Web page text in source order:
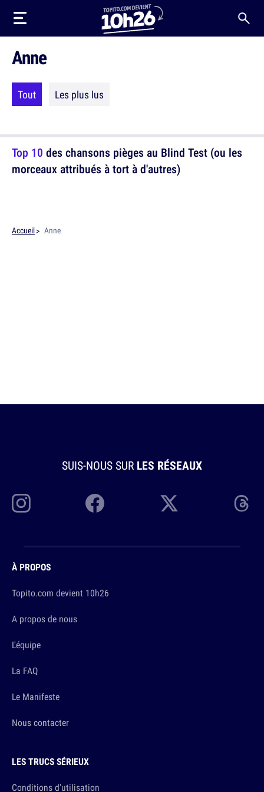
Anne
Tout Les plus lus
Top 10 des chansons pièges au Blind Test (ou les
morceaux attribués à tort à d'autres)
Accueil Anne
SUIS-NOUS SUR LES RÉSEAUX
À PROPOS
Topito.com devient 10h26
A propos de nous
L'équipe
La FAQ
Le Manifeste
Nous contacter
LES TRUCS SÉRIEUX
Conditions d'utilisation